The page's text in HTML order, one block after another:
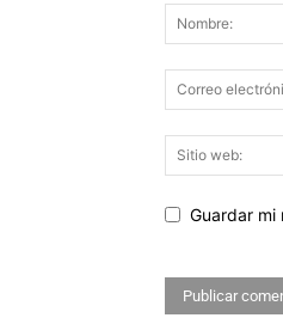
Guardar